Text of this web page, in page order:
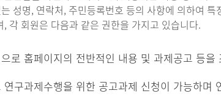
성명, 연락처, 주민등록번호 등의 사항에 의하여
각 회원은 다음과 같은 권한을 가지고 있습니다.
로 홈페이지의 전반적인 내용 및 과제공고 등
구과제수행을 위한 공고과제 신청이 가능하